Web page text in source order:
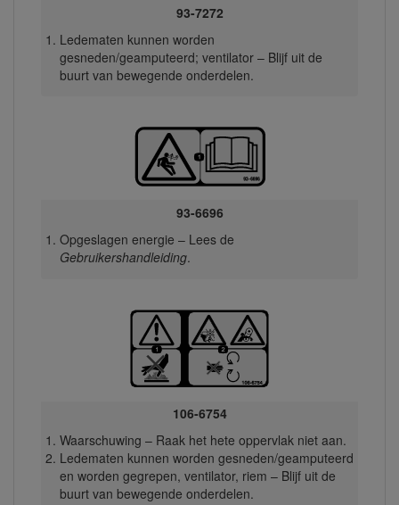
93-7272
Ledematen kunnen worden
gesneden/geamputeerd; ventilator – Blijf uit de
buurt van bewegende onderdelen.
93-6696
Opgeslagen energie – Lees de
Gebruikershandleiding.
106-6754
Waarschuwing – Raak het hete oppervlak niet aan.
Ledematen kunnen worden gesneden/geamputeerd
en worden gegrepen, ventilator, riem – Blijf uit de
buurt van bewegende onderdelen.